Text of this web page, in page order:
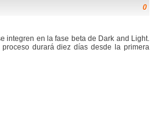
0
integren en la fase beta de Dark and Light.
durará diez días desde la primera